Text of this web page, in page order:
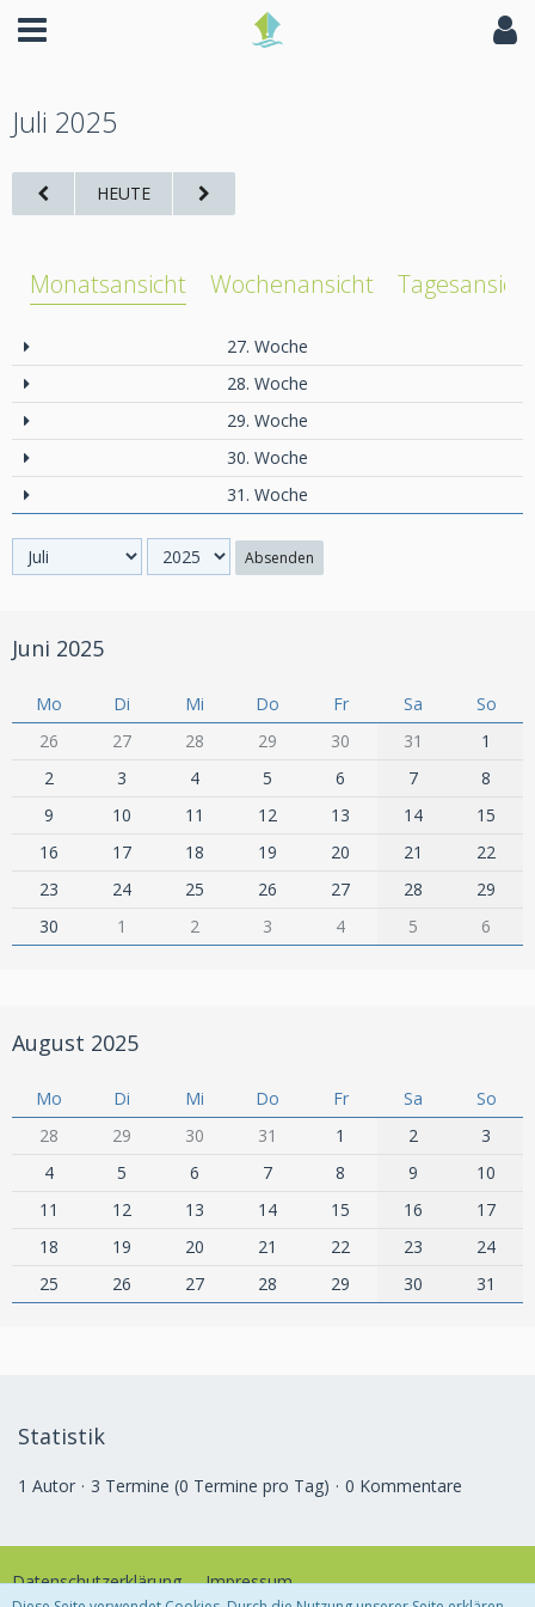
Juli 2025
HEUTE
Monatsansicht Wochenansicht Tagesansicht
27. Woche
28. Woche
29. Woche
30. Woche
31. Woche
Absenden
Juni 2025
Mo Di Mi Do Fr Sa
So
26
27 28 29 30 31
1
2
3 4 5 6 7
8
9
10 11 12 13 14
15
16
17 18 19 20 21
22
23
24 25 26 27 28
29
30
1 2 3 4 5 6
August 2025
Mo Di Mi Do Fr Sa
So
28
29 30 31 1 2
3
4
5 6 7 8 9
10
11
12 13 14 15 16
17
18
19 20 21 22 23
24
25
26 27 28 29 30 31
Statistik
1 Autor 3 Termine (0 Termine pro Tag) 0 Kommentare
Datenschutzerklärung Impressum